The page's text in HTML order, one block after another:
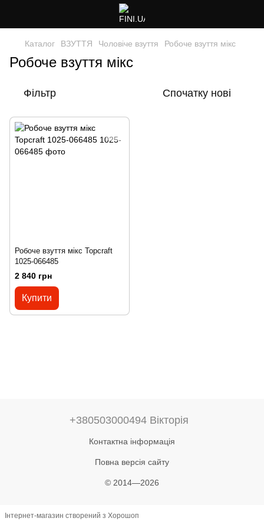
Каталог ВЗУТТЯ Чоловіче взуття Робоче взуття мікс
Робоче взуття мікс
Фільтр Спочатку нові
Робоче взуття мікс Topcraft
1025-066485
2 840 грн
Купити
+380503000494 Вікторія
Контактна інформація
Повна версія сайту
© 2014—2026
Інтернет-магазин створений з Хорошоп